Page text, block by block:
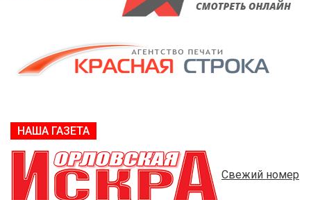
НАША ГАЗЕТА
Свежий номер